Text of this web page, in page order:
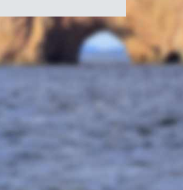
du
gouvernement
du